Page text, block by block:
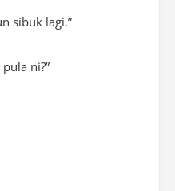
sibuk lagi.”
ni?”